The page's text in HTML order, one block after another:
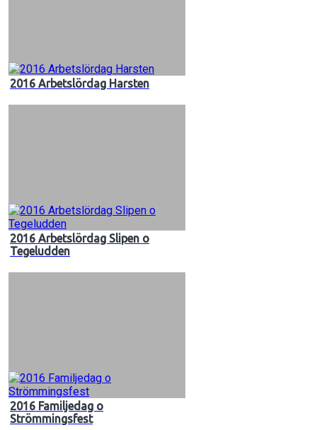
2016 Arbetslördag Harsten
2016 Arbetslördag Slipen o
Tegeludden
2016 Familjedag o
Strömmingsfest